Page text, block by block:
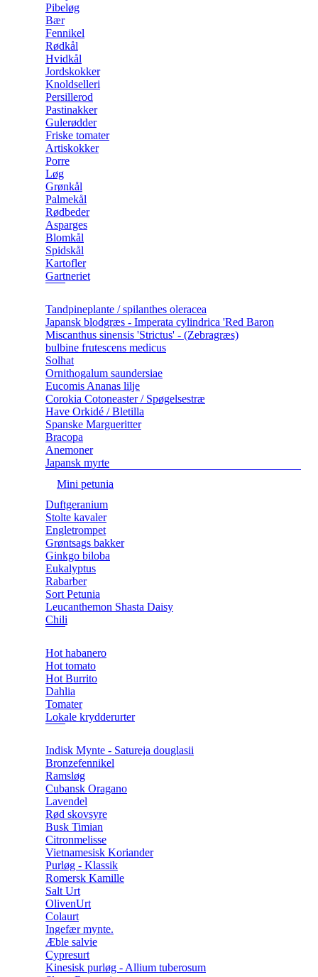
Pibeløg
Bær
Fennikel
Rødkål
Hvidkål
Jordskokker
Knoldselleri
Persillerod
Pastinakker
Gulerødder
Friske tomater
Artiskokker
Porre
Løg
Grønkål
Palmekål
Rødbeder
Asparges
Blomkål
Spidskål
Kartofler
Gartneriet
Tandpineplante / spilanthes oleracea
Japansk blodgræs - Imperata cylindrica 'Red Baron
Miscanthus sinensis 'Strictus' - (Zebragræs)
bulbine frutescens medicus
Solhat
Ornithogalum saundersiae
Eucomis Ananas lilje
Corokia Cotoneaster / Spøgelsestræ
Have Orkidé / Bletilla
Spanske Margueritter
Bracopa
Anemoner
Japansk myrte
Mini petunia
Duftgeranium
Stolte kavaler
Engletrompet
Grøntsags bakker
Ginkgo biloba
Eukalyptus
Rabarber
Sort Petunia
Leucanthemon Shasta Daisy
Chili
Hot habanero
Hot tomato
Hot Burrito
Dahlia
Tomater
Lokale krydderurter
Indisk Mynte - Satureja douglasii
Bronzefennikel
Ramsløg
Cubansk Oragano
Lavendel
Rød skovsyre
Busk Timian
Citronmelisse
Vietnamesisk Koriander
Purløg - Klassik
Romersk Kamille
Salt Urt
OlivenUrt
Colaurt
Ingefær mynte.
Æble salvie
Cypresurt
Kinesisk purløg - Allium tuberosum